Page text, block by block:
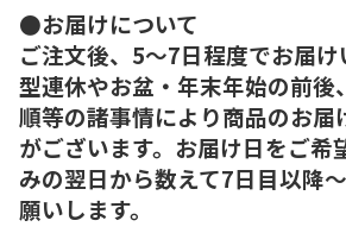
●お届けについて
ご注文後、5～7日程度でお届
型連休やお盆・年末年始の前後
順等の諸事情により商品のお届
がございます。お届け日をご希
みの翌日から数えて7日目以降
願いします。